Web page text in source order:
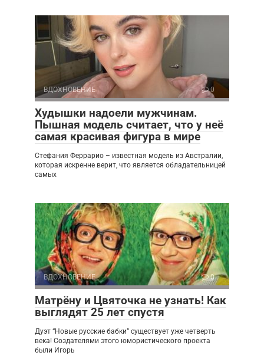
ВДОХНОВЕНИЕ 0
Худышки надоели мужчинам.
Пышная модель считает, что у неё
самая красивая фигура в мире
Стефания Феррарио – известная модель из Австралии,
которая искренне верит, что является обладательницей
самых
ВДОХНОВЕНИЕ 0
Матрёну и Цвяточка не узнать! Как
выглядят 25 лет спустя
Дуэт “Новые русские бабки” существует уже четверть
века! Создателями этого юмористического проекта
были Игорь